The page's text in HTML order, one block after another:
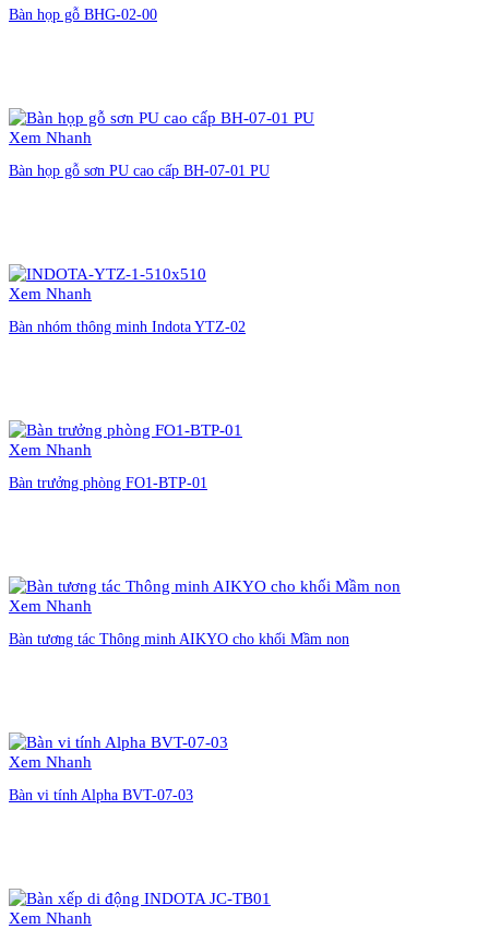
Bàn họp gỗ BHG-02-00
Xem Nhanh
Bàn họp gỗ sơn PU cao cấp BH-07-01 PU
Xem Nhanh
Bàn nhóm thông minh Indota YTZ-02
Xem Nhanh
Bàn trưởng phòng FO1-BTP-01
Xem Nhanh
Bàn tương tác Thông minh AIKYO cho khối Mầm non
Xem Nhanh
Bàn vi tính Alpha BVT-07-03
Xem Nhanh